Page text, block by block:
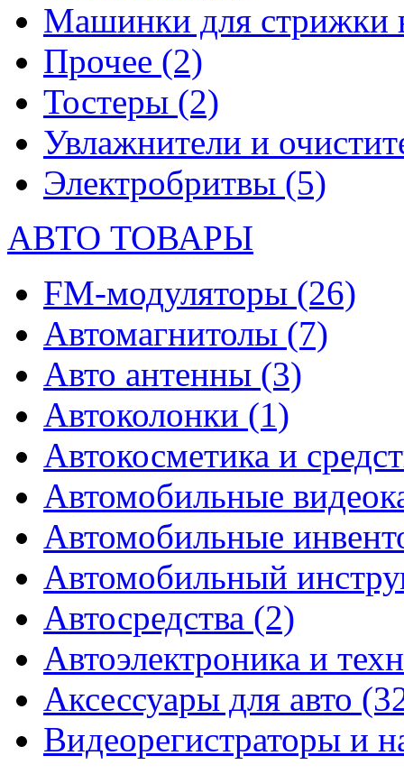
Машинки для стрижки
Прочее (2)
Тостеры (2)
Увлажнители и
Электробритвы (5)
АВТО ТОВАРЫ
FM-модуляторы (26)
Автомагнитолы (7)
Авто антенны (3)
Автоколонки (1)
Автокосметика и
Автомобильные
Автомобильные
Автомобильный
Автосредства (2)
Автоэлектроника и
Аксессуары для авто
Видеорегистраторы и